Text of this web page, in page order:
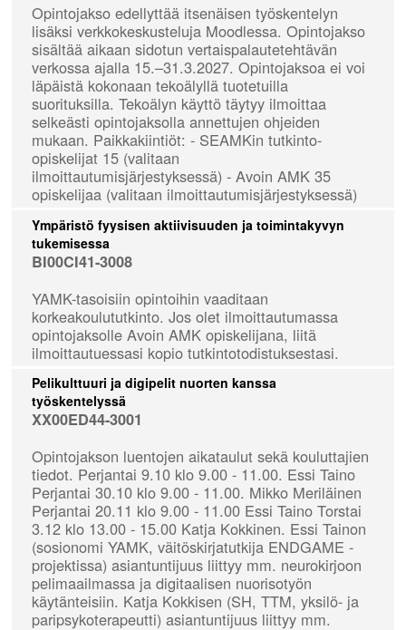
Opintojakso edellyttää itsenäisen työskentelyn
lisäksi verkkokeskusteluja Moodlessa. Opintojakso
sisältää aikaan sidotun vertaispalautetehtävän
verkossa ajalla 15.–31.3.2027. Opintojaksoa ei voi
läpäistä kokonaan tekoälyllä tuotetuilla
suorituksilla. Tekoälyn käyttö täytyy ilmoittaa
selkeästi opintojaksolla annettujen ohjeiden
mukaan. Paikkakiintiöt: - SEAMKin tutkinto-
opiskelijat 15 (valitaan
ilmoittautumisjärjestyksessä) - Avoin AMK 35
opiskelijaa (valitaan ilmoittautumisjärjestyksessä)
Ympäristö fyysisen aktiivisuuden ja toimintakyvyn
tukemisessa
BI00CI41-3008
YAMK-tasoisiin opintoihin vaaditaan
korkeakoulututkinto. Jos olet ilmoittautumassa
opintojaksolle Avoin AMK opiskelijana, liitä
ilmoittautuessasi kopio tutkintotodistuksestasi.
Pelikulttuuri ja digipelit nuorten kanssa
työskentelyssä
XX00ED44-3001
Opintojakson luentojen aikataulut sekä kouluttajien
tiedot. Perjantai 9.10 klo 9.00 - 11.00. Essi Taino
Perjantai 30.10 klo 9.00 - 11.00. Mikko Meriläinen
Perjantai 20.11 klo 9.00 - 11.00 Essi Taino Torstai
3.12 klo 13.00 - 15.00 Katja Kokkinen. Essi Tainon
(sosionomi YAMK, väitöskirjatutkija ENDGAME -
projektissa) asiantuntijuus liittyy mm. neurokirjoon
pelimaailmassa ja digitaalisen nuorisotyön
käytänteisiin. Katja Kokkisen (SH, TTM, yksilö- ja
paripsykoterapeutti) asiantuntijuus liittyy mm.